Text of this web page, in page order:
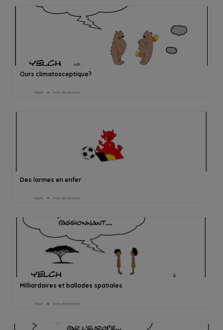
Ours climatosceptique?
Yelch 1min de lecture
Des larmes en enfer
Yelch 1min de lecture
Milliardaires et ballades spatiales
Yelch 1min de lecture